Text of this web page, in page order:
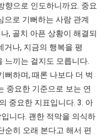
향으로 인도하니까요. 중요
으로 기뻐하는 사람 관계
, 골치 아픈 상황이 해결되
거나, 지금의 행복을 평
느끼는 걸지도 모릅니다.
뻐하며, 때론 나보다 더 벅
중요한 기준으로 보는 연
중요한 지표입니다. 3. 아
니다. 괜한 적막을 의식하
순히 오래 본다고 해서 편